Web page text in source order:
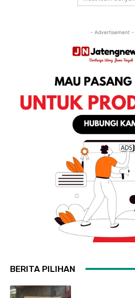
- Advertisement -
BERITA PILIHAN